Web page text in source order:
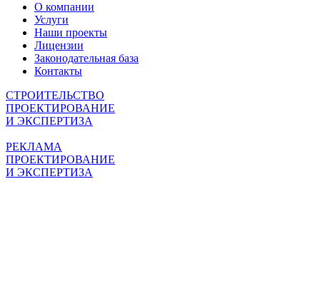
О компании
Услуги
Наши проекты
Лицензии
Законодательная база
Контакты
СТРОИТЕЛЬСТВО
ПРОЕКТИРОВАНИЕ
И ЭКСПЕРТИЗА
РЕКЛАМА
ПРОЕКТИРОВАНИЕ
И ЭКСПЕРТИЗА